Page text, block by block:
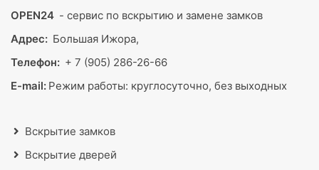
OPEN24 - сервис по вскрытию и замене замков
Адрес: Большая Ижора,
Телефон: + 7 (905) 286-26-66
E-mail: Режим работы: круглосуточно, без выходных
Вскрытие замков
Вскрытие дверей